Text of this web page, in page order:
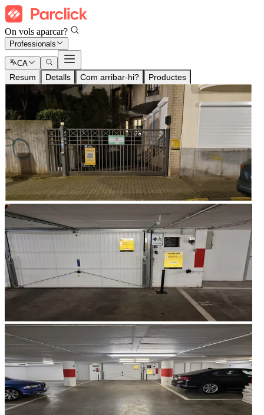
On vols aparcar?
Professionals
CA
Resum Detalls Com arribar-hi? Productes